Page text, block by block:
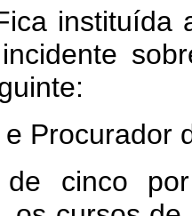
a
por